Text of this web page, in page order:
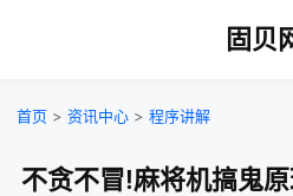
固贝
首页 > 资讯中心 > 程序讲解
不贪不冒!麻将机搞鬼